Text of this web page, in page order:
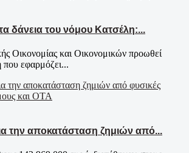
δάνεια του νόμου Κατσέλη:...
Οικονομίας και Οικονομικών προωθεί
που εφαρμόζει...
την αποκατάσταση ζημιών από...